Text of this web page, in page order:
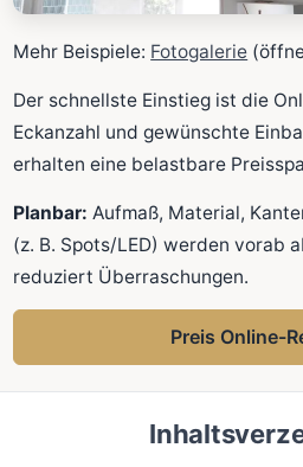
Mehr Beispiele: Fotogalerie
Der schnellste Einstieg ist die
Eckanzahl und gewünschte
erhalten eine belastbare
Planbar: Aufmaß, Material,
(z. B. Spots/LED) werden vorab
reduziert Überraschungen.
Preis Online-